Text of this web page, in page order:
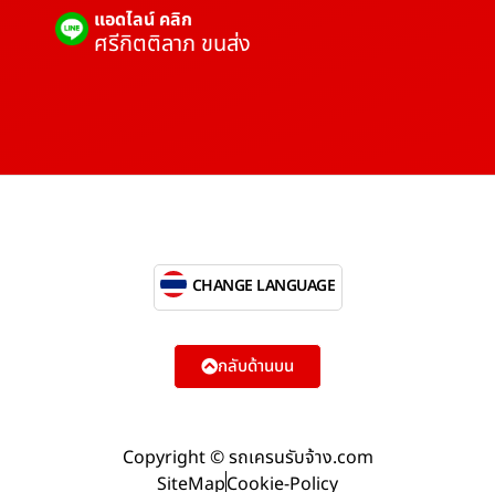
แอดไลน์ คลิก
ศรีกิตติลาภ ขนส่ง
Copyright © รถเครนรับจ้าง.com
SiteMapCookie-Policy
CHANGE LANGUAGE
กลับด้านบน